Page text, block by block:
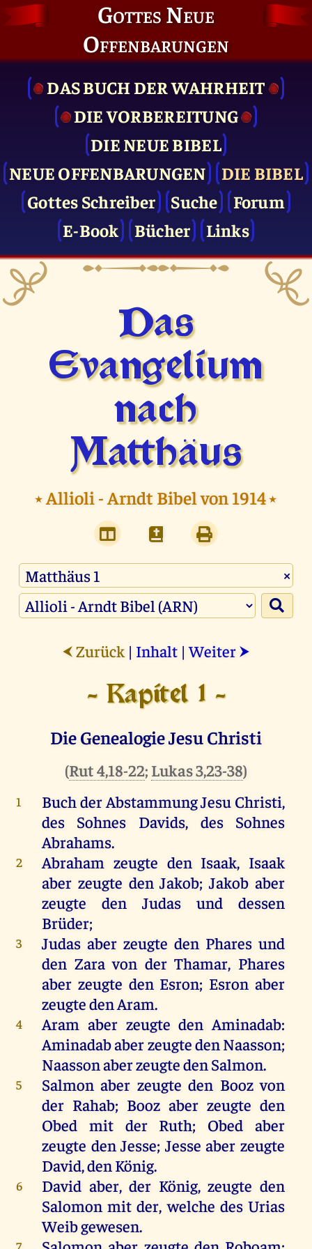
Gottes Neue
Offenbarungen
DAS BUCH DER WAHRHEIT
DIE VOR­BEREITUNG
DIE NEUE BIBEL
NEUE OFFENBARUNGEN
DIE BIBEL
Gottes Schreiber
Suche
Forum
E-Book
Bücher Links
Das
Evangelium
nach
Matthäus
⭑Allioli - Arndt Bibel von 1914⭑
×
⮜ Zurück | Inhalt |Weiter ⮞
- Kapitel 1 -
Die Genealogie Jesu Christi
(Rut 4,18-22; Lukas 3,23-38)
1
Buch der Abstammung Jesu Christi,
des Sohnes Davids, des Sohnes
Abrahams.
2
Abraham zeugte den Isaak, Isaak
aber zeugte den Jakob; Jakob aber
zeugte den Judas und dessen
Brüder;
3
Judas aber zeugte den Phares und
den Zara von der Thamar, Phares
aber zeugte den Esron; Esron aber
zeugte den Aram.
4
Aram aber zeugte den Aminadab:
Aminadab aber zeugte den Naasson;
Naasson aber zeugte den Salmon.
5
Salmon aber zeugte den Booz von
der Rahab; Booz aber zeugte den
Obed mit der Ruth; Obed aber
zeugte den Jesse; Jesse aber zeugte
David, den König.
6
David aber, der König, zeugte den
Salomon mit der, welche des Urias
Weib gewesen.
7